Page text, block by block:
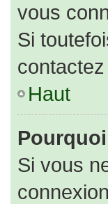
vous
Si
Haut
Si vous